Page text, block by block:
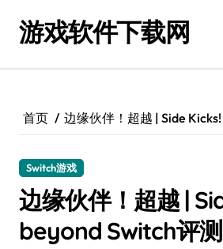
游戏软件下载网
首页 边缘伙伴！超越 | Side
Switch游戏
边缘伙伴！超越 |
beyond Switch评测